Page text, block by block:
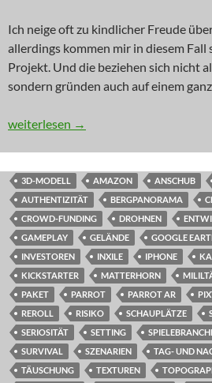
Ich neige oft zu kindlicher Freude
allerdings kommen mir in diesem Fall
Projekt. Und die beziehen sich nicht
sondern gründen auch auf einem
INNOVATION: Die Vermessung der
weiterlesen →
3D-MODELL AMAZON ANSCHUB
AUTHENTIZITÄT
BERGPANORAMA
CROWD-FUNDING
DROHNEN
GAMEPLAY
GELÄNDE GOOGLE
INVESTOREN
INXILE IPHONE
KICKSTARTER
MATTERHORN
PAKET
PARROT PARROT AR
REROLL
RISIKO SCHAUPLÄTZE
SERIOSITÄT
SETTING
SURVIVAL
SZENARIEN
TAG- UND
TÄUSCHUNG
TEXTUREN